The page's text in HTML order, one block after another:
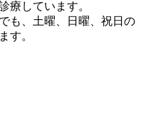
療しています。
も、土曜、日曜、祝日の
す。